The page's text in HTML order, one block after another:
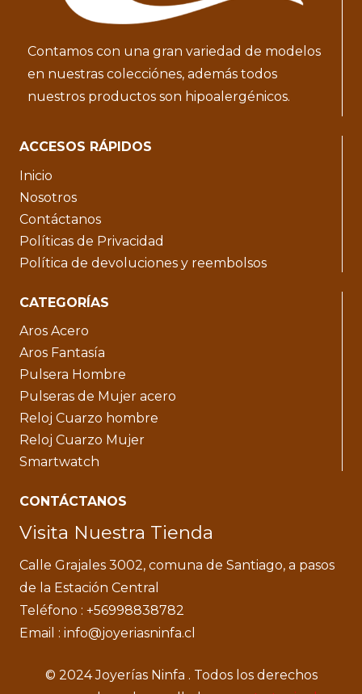
Contamos con una gran variedad de modelos
en nuestras colecciónes, además todos
nuestros productos son hipoalergénicos.
ACCESOS RÁPIDOS
Inicio
Nosotros
Contáctanos
Políticas de Privacidad
Política de devoluciones y reembolsos
CATEGORÍAS
Aros Acero
Aros Fantasía
Pulsera Hombre
Pulseras de Mujer acero
Reloj Cuarzo hombre
Reloj Cuarzo Mujer
Smartwatch
CONTÁCTANOS
Visita Nuestra Tienda
Calle Grajales 3002, comuna de Santiago, a pasos
de la Estación Central
Teléfono : +56998838782
Email : info@joyeriasninfa.cl
© 2024 Joyerías Ninfa . Todos los derechos